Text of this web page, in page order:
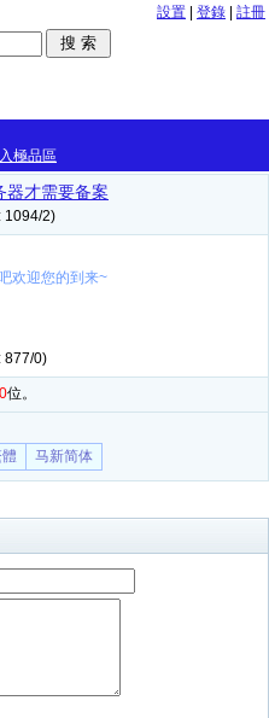
設置 登錄 註冊
極品區
器才需要备案
1094/2)
欢迎您的到来~
877/0)
0位。
马新简体